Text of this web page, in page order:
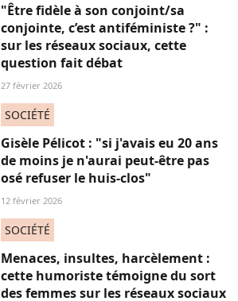
"Être fidèle à son conjoint/sa
conjointe, c’est antiféministe ?" :
sur les réseaux sociaux, cette
question fait débat
27 février 2026
SOCIÉTÉ
Gisèle Pélicot : "si j'avais eu 20 ans
de moins je n'aurai peut-être pas
osé refuser le huis-clos"
12 février 2026
SOCIÉTÉ
Menaces, insultes, harcèlement :
cette humoriste témoigne du sort
des femmes sur les réseaux sociaux